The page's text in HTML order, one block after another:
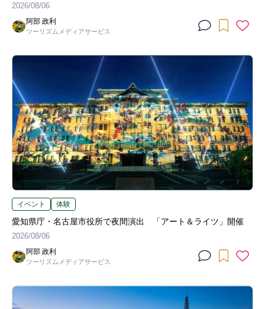
2026/08/06
阿部 政利
ツーリズムメディアサービス
イベント 体験
愛知県庁・名古屋市役所で夜間演出 「アート＆ライツ」開催
2026/08/06
阿部 政利
ツーリズムメディアサービス